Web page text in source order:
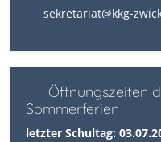
sekretariat@kkg-
Öffnungszeiten
Sommerferien
letzter Schultag: